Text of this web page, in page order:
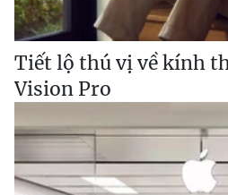
Tiết lộ thú vị về kính
Vision Pro